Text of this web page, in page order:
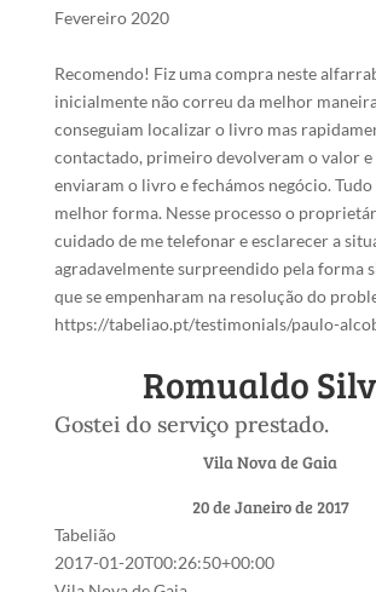
Fevereiro 2020
Recomendo! Fiz uma compra neste
inicialmente não correu da melhor
conseguiam localizar o livro mas
contactado, primeiro devolveram o valor e
enviaram o livro e fechámos negócio. Tudo
melhor forma. Nesse processo o
cuidado de me telefonar e esclarecer a
agradavelmente surpreendido pela forma
que se empenharam na resolução do
https://tabeliao.pt/testimonials/paulo-
Romualdo
Gostei do serviço prestado.
Vila Nova de Gaia
20 de Janeiro de 2017
Tabelião
2017-01-20T00:26:50+00:00